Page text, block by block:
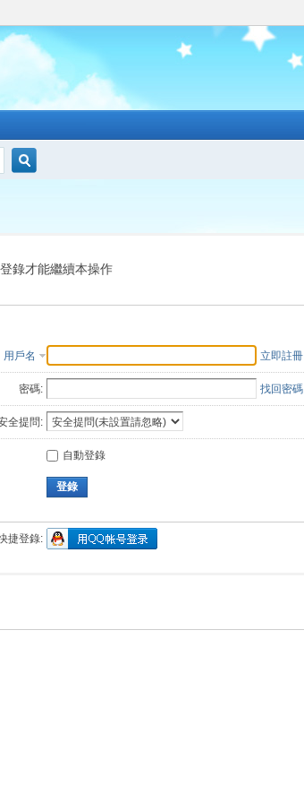
索
錄才能繼續本操作
用戶名 立即註冊
密碼: 找回密碼
全提問:
自動登錄
登錄
捷登錄: